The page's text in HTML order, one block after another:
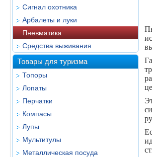
Сигнал охотника
Арбалеты и луки
Пневматика
Средства выживания
Товары для туризма
Топоры
Лопаты
Перчатки
Компасы
Лупы
Мультитулы
Металлическая посуда